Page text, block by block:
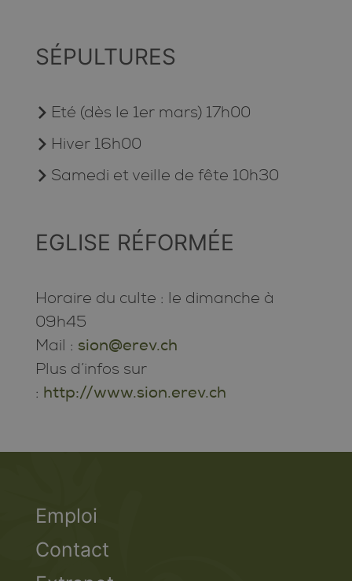
SÉPULTURES
Eté (dès le 1er mars) 17h00
Hiver 16h00
Samedi et veille de fête 10h30
EGLISE RÉFORMÉE
Horaire du culte : le dimanche à
09h45
Mail : sion@erev.ch
Plus d’infos sur
: http://www.sion.erev.ch
Emploi
Contact